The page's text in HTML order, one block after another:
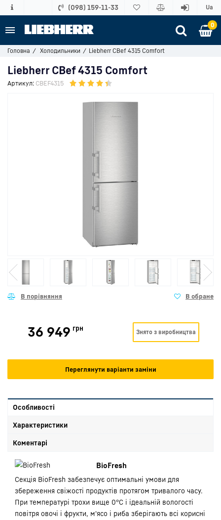
(098) 159-11-33 Ua
0
Головна Холодильники Liebherr CBef 4315 Comfort
Liebherr CBef 4315 Comfort
Артикул: CBEF4315
36 949 грн Знято з виробництва
Переглянути варіанти заміни
Особливості
Характеристики
Коментарі
BioFresh
Секція BioFresh забезпечує оптимальні умови для
збереження свіжості продуктів протягом тривалого часу.
При температурі трохи вище 0°C і ідеальній вологості
повітря овочі і фрукти, м'ясо і риба зберігають всі корисні